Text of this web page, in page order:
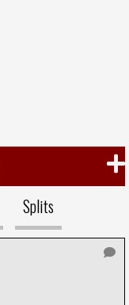
Splits